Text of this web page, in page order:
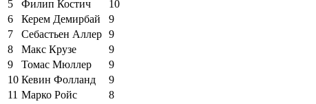
5
Филип Костич
10
6
Керем Демирбай
9
7
Себастьен Аллер 9
8
Макс Крузе
9
9
Томас Мюллер
9
10 Кевин Фолланд
9
11 Марко Ройс
8